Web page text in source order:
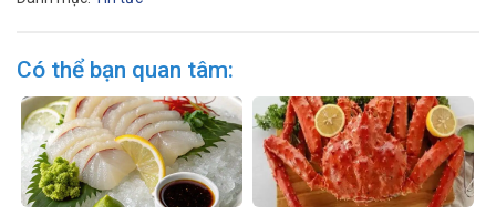
Có thể bạn quan tâm: